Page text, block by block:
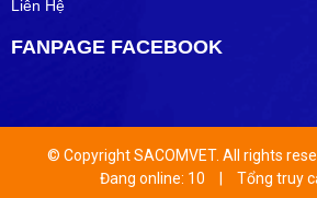
Liên Hệ
FANPAGE FACEBOOK
© Copyright SACOMVET. All rights
Đang online: 10
| Tổng truy